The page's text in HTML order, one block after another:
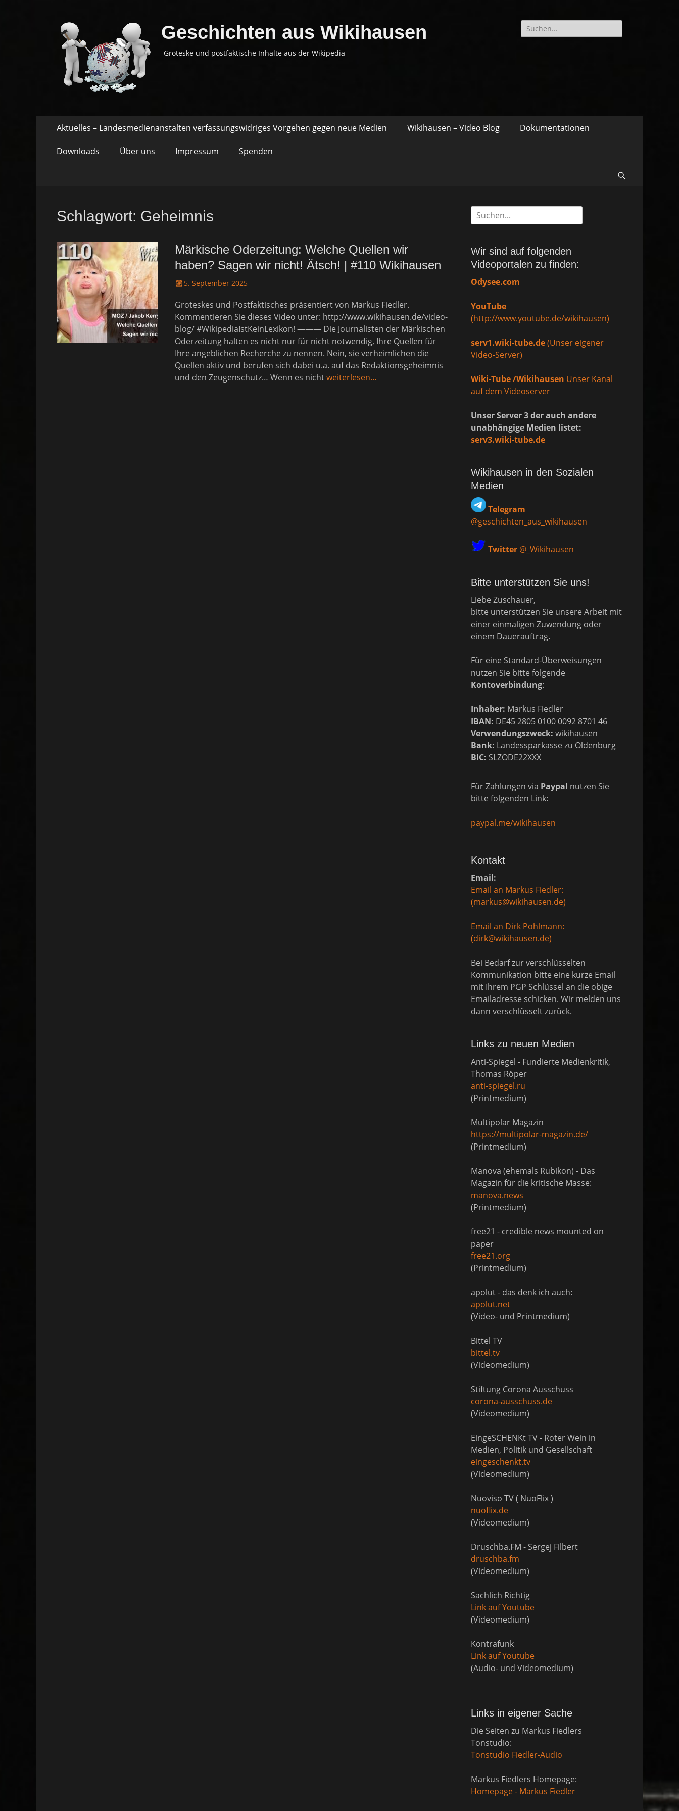
Geschichten aus Wikihausen
Groteske und postfaktische Inhalte aus der Wikipedia
Suche
nach:
Primäres
Springe
zum
Inhalt
Aktuelles – Landesmedienanstalten verfassungswidriges Vorgehen gegen neue Medien Wikihausen – Video Blog Dokumentationen
Downloads Über uns Impressum Spenden
Schlagwort: Geheimnis
Märkische Oderzeitung: Welche Quellen wir
haben? Sagen wir nicht! Ätsch! | #110 Wikihausen
P
s
t
e
d
o
n
5. September 2025
Groteskes und Postfaktisches präsentiert von Markus Fiedler.
Kommentieren Sie dieses Video unter: http://www.wikihausen.de/video-
blog/ #WikipediaIstKeinLexikon! ——— Die Journalisten der Märkischen
Oderzeitung halten es nicht nur für nicht notwendig, Ihre Quellen für
Ihre angeblichen Recherche zu nennen. Nein, sie verheimlichen die
Quellen aktiv und berufen sich dabei u.a. auf das Redaktionsgeheimnis
und den Zeugenschutz… Wenn es nichtweiterlesen…
Suche
nach:
Wir sind auf folgenden
Videoportalen zu finden:
Odysee.com
YouTube
(http://www.youtube.de/wikihausen)
serv1.wiki-tube.de(Unser eigener
Video-Server)
Wiki-Tube /Wikihausen Unser Kanal
auf dem Videoserver
Unser Server 3 der auch andere
unabhängige Medien listet:
serv3.wiki-tube.de
Wikihausen in den Sozialen
Medien
Telegram
@geschichten_aus_wikihausen
Twitter @_Wikihausen
Bitte unterstützen Sie uns!
Liebe Zuschauer,
bitte unterstützen Sie unsere Arbeit mit
einer einmaligen Zuwendung oder
einem Dauerauftrag.
Für eine Standard-Überweisungen
nutzen Sie bitte folgende
Kontoverbindung:
Inhaber: Markus Fiedler
IBAN: DE45 2805 0100 0092 8701 46
Verwendungszweck: wikihausen
Bank: Landessparkasse zu Oldenburg
BIC: SLZODE22XXX
Für Zahlungen via Paypal nutzen Sie
bitte folgenden Link:
paypal.me/wikihausen
Kontakt
Email:
Email an Markus Fiedler:
(markus@wikihausen.de)
Email an Dirk Pohlmann:
(dirk@wikihausen.de)
Bei Bedarf zur verschlüsselten
Kommunikation bitte eine kurze Email
mit Ihrem PGP Schlüssel an die obige
Emailadresse schicken. Wir melden uns
dann verschlüsselt zurück.
Links zu neuen Medien
Anti-Spiegel - Fundierte Medienkritik,
Thomas Röper
anti-spiegel.ru
(Printmedium)
Multipolar Magazin
https://multipolar-magazin.de/
(Printmedium)
Manova (ehemals Rubikon) - Das
Magazin für die kritische Masse:
manova.news
(Printmedium)
free21 - credible news mounted on
paper
free21.org
(Printmedium)
apolut - das denk ich auch:
apolut.net
(Video- und Printmedium)
Bittel TV
bittel.tv
(Videomedium)
Stiftung Corona Ausschuss
corona-ausschuss.de
(Videomedium)
EingeSCHENKt TV - Roter Wein in
Medien, Politik und Gesellschaft
eingeschenkt.tv
(Videomedium)
Nuoviso TV ( NuoFlix )
nuoflix.de
(Videomedium)
Druschba.FM - Sergej Filbert
druschba.fm
(Videomedium)
Sachlich Richtig
Link auf Youtube
(Videomedium)
Kontrafunk
Link auf Youtube
(Audio- und Videomedium)
Links in eigener Sache
Die Seiten zu Markus Fiedlers
Tonstudio:
Tonstudio Fiedler-Audio
Markus Fiedlers Homepage:
Homepage - Markus Fiedler